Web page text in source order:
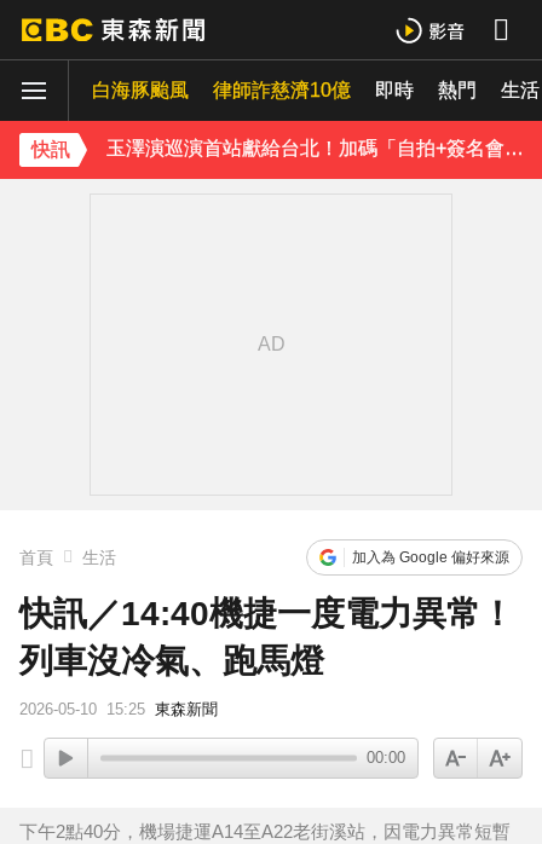
白海豚颱風 律師詐慈濟10億 即時 熱門 生活
快訊
玉澤演巡演首站獻給台北！加碼「自拍+簽名會」 寵粉無極限
快訊／方志友、楊銘威離婚 「無法再做情人、永遠是家人」
橋上懸掛5屍體！墨西哥小鎮爆慘案 居民嘆：晚上如鬼城
首頁 生活 加入為 Google 偏好來源
快訊／14:40機捷一度電力異常！
列車沒冷氣、跑馬燈
2026-05-10 15:25 東森新聞
00:00
下午2點40分，機場捷運A14至A22老街溪站，因電力異常短暫